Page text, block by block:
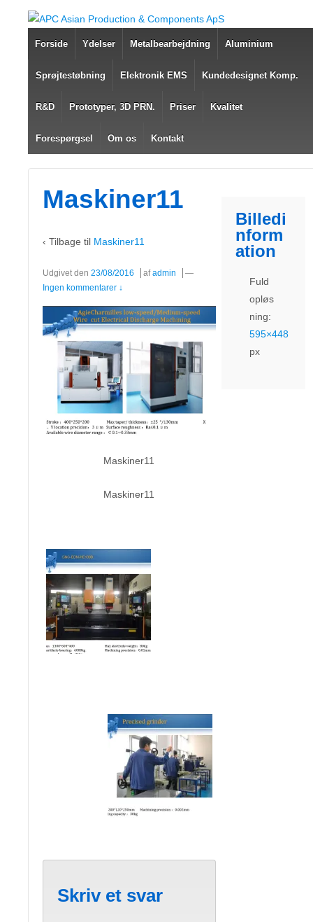
Forside Ydelser Metalbearbejdning Aluminium
Sprøjtestøbning Elektronik EMS Kundedesignet Komp.
R&D Prototyper, 3D PRN. Priser Kvalitet
Forespørgsel Om os Kontakt
Maskiner11
‹ Tilbage til Maskiner11
Udgivet den 23/08/2016 afadmin
—
Ingen kommentarer ↓
Maskiner11
Maskiner11
Skriv et svar
Billedi
nform
ation
Fuld
opløs
ning:
595×448
px